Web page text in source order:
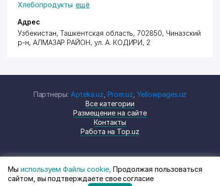
Хлебопродукты ещё
Адрес
Узбекистан, Ташкентская область, 702850, Чиназский
р-н, АЛМАЗАР РАЙОН,ул. А. КОДИРИ, 2
Партнеры: Apteka.uz Prom.uz ,Yellowpages.uz
Все категории
Размещение на сайте
Контакты
Работа на Top.uz
© Top.uz, 2024 Каталог компаний
Политика
Мы используем Файлы cookie, Продолжая пользоваться
сайтом, вы подтверждаете свое согласие